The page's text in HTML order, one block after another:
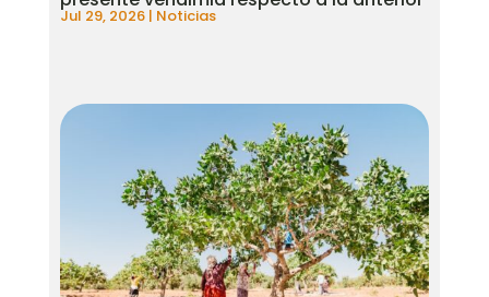
Jul 29, 2026| Noticias